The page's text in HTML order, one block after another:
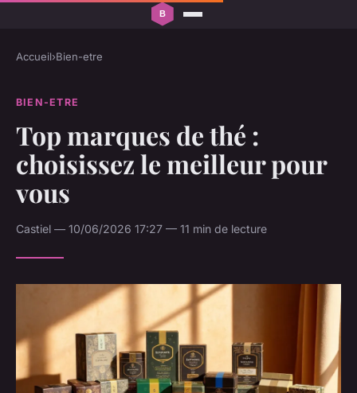
Accueil›Bien-etre
BIEN-ETRE
Top marques de thé :
choisissez le meilleur pour
vous
Castiel — 10/06/2026 17:27 — 11 min de lecture